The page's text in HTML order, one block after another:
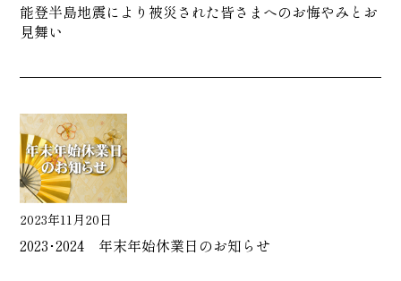
能登半島地震により被災された皆さまへのお悔やみとお
見舞い
2023年11月20日
2023･2024 年末年始休業日のお知らせ